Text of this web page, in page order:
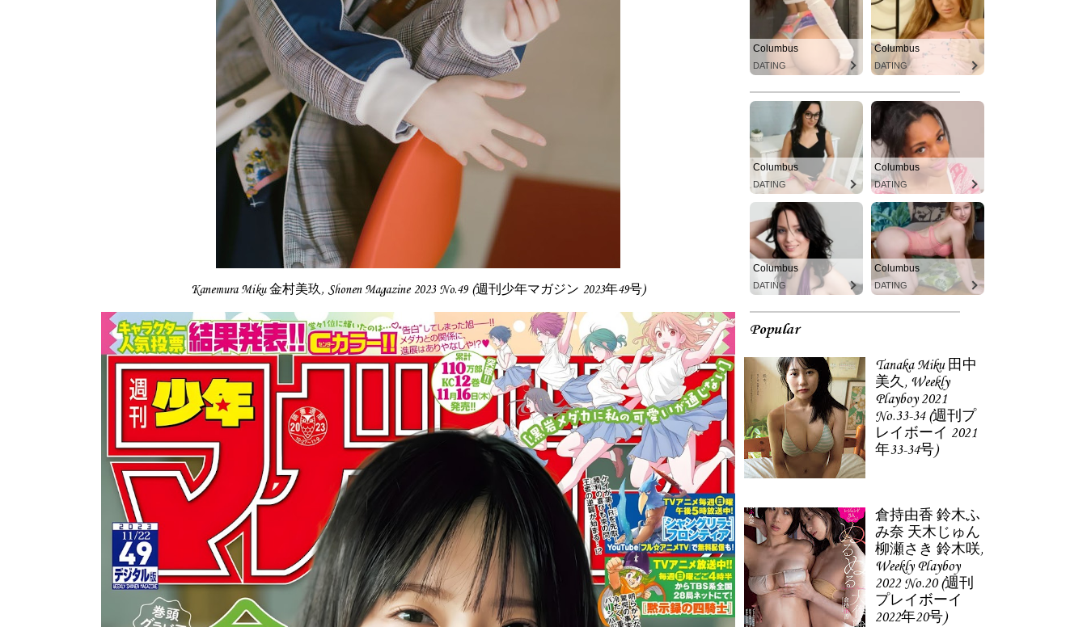
Kanemura Miku 金村美玖, Shonen Magazine 2023 No.49 (週刊少年マガジン 2023年49号)
Columbus
DATING
Columbus
DATING
Columbus
DATING
Columbus
DATING
Columbus
DATING
Columbus
DATING
Popular
Tanaka Miku 田中
美久, Weekly
Playboy 2021
No.33-34 (週刊プ
レイボーイ 2021
年33-34号)
倉持由香 鈴木ふ
み奈 天木じゅん
柳瀬さき 鈴木咲,
Weekly Playboy
2022 No.20 (週刊
プレイボーイ
2022年20号)